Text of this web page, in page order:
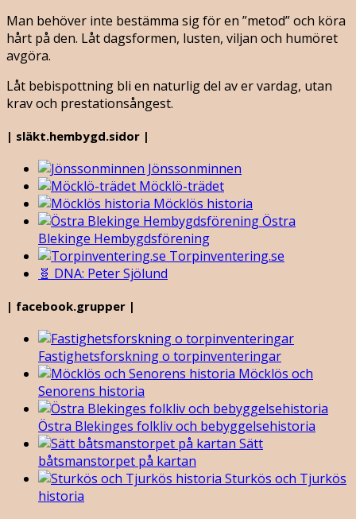
Man behöver inte bestämma sig för en ”metod” och köra
hårt på den. Låt dagsformen, lusten, viljan och humöret
avgöra.
Låt bebispottning bli en naturlig del av er vardag, utan
krav och prestationsångest.
| släkt.hembygd.sidor |
Jönssonminnen
Möcklö-trädet
Möcklös historia
Östra
Blekinge Hembygdsförening
Torpinventering.se
🧬 DNA: Peter Sjölund
| facebook.grupper |
Fastighetsforskning o torpinventeringar
Möcklös och
Senorens historia
Östra Blekinges folkliv och bebyggelsehistoria
Sätt
båtsmanstorpet på kartan
Sturkös och Tjurkös
historia